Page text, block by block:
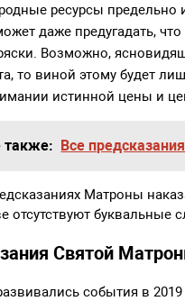
ресурсы
даже предугадать,
Возможно,
то виной этому будет
истинной цены и
также: Все
Матроны
отсутствуют
Святой
события в